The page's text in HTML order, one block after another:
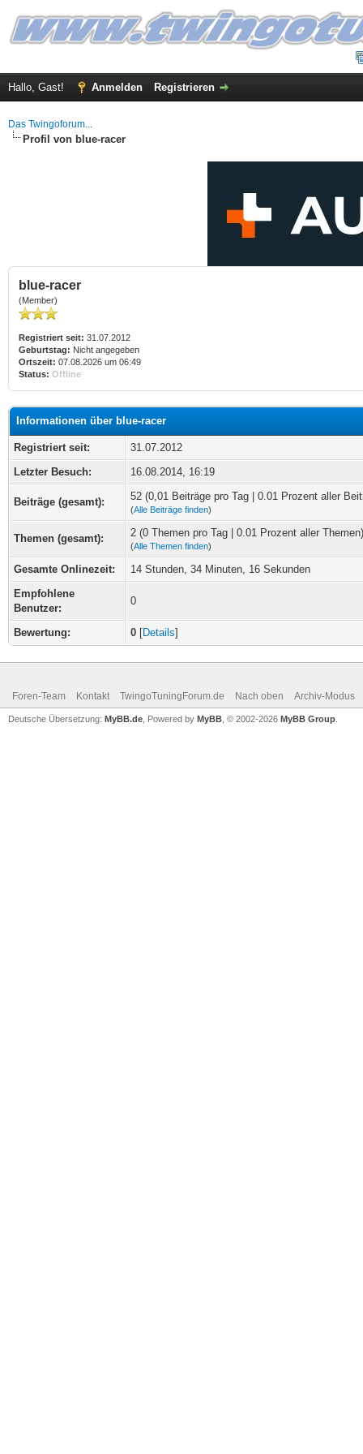
Hallo, Gast! Anmelden Registrieren
Das Twingoforum...
Profil von blue-racer
blue-racer
(Member)
Registriert seit: 31.07.2012
Geburtstag: Nicht angegeben
Ortszeit: 07.08.2026 um 06:49
Status: Offline
Informationen über blue-racer
Registriert seit:
31.07.2012
Letzter Besuch:
16.08.2014, 16:19
Beiträge (gesamt): 52 (0,01 Beiträge pro Tag | 0.01 Prozent aller
(Alle Beiträge finden)
Themen (gesamt): 2 (0 Themen pro Tag | 0.01 Prozent aller Themen)
(Alle Themen finden)
Gesamte Onlinezeit:
14 Stunden, 34 Minuten, 16 Sekunden
Empfohlene
Benutzer:
0
Bewertung: 0 [Details]
Foren-Team Kontakt TwingoTuningForum.de Nach oben Archiv-Modus
Deutsche Übersetzung: MyBB.de , Powered by MyBB , © 2002-2026 MyBB Group